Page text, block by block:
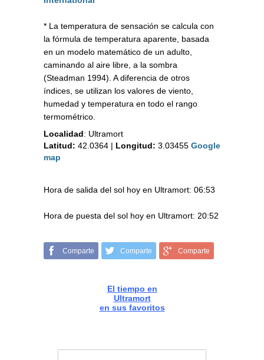
* La temperatura de sensación se calcula con
la fórmula de temperatura aparente, basada
en un modelo matemático de un adulto,
caminando al aire libre, a la sombra
(Steadman 1994). A diferencia de otros
índices, se utilizan los valores de viento,
humedad y temperatura en todo el rango
termométrico.
Localidad: Ultramort
Latitud: 42.0364 | Longitud: 3.03455 Google
map
Hora de salida del sol hoy en Ultramort: 06:53
Hora de puesta del sol hoy en Ultramort: 20:52
Comparte Comparte Comparte
El tiempo en
Ultramort
en sus favoritos